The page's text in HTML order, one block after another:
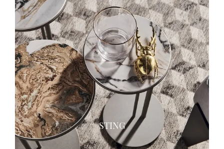
STING